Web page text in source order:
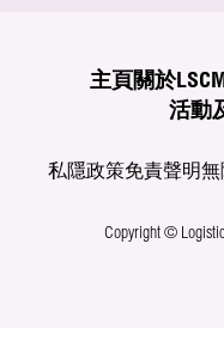
主頁 關於
活動
私隱政策免責聲明無
Copyright ©